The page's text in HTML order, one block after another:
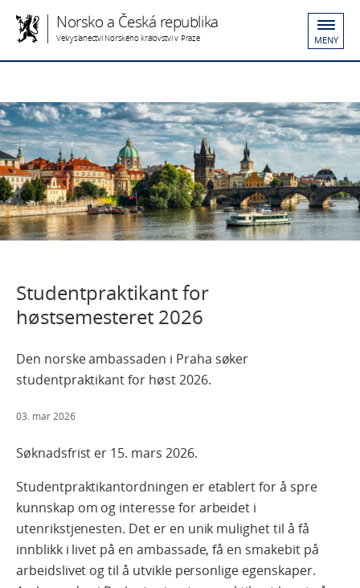
Norsko a Česká republika
Velvyslanectví Norského království v Praze MENY
Studentpraktikant for
høstsemesteret 2026
Den norske ambassaden i Praha søker
studentpraktikant for høst 2026.
03. mar 2026
Søknadsfrist er 15. mars 2026.
Studentpraktikantordningen er etablert for å spre
kunnskap om og interesse for arbeidet i
utenrikstjenesten. Det er en unik mulighet til å få
innblikk i livet på en ambassade, få en smakebit på
arbeidslivet og til å utvikle personlige egenskaper.